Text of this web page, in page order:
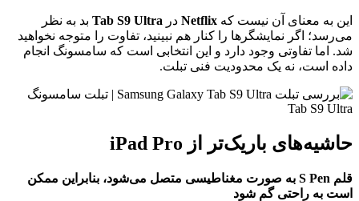
این به معنای آن نیست که Netflix در Tab S9 Ultra بد به نظر
می‌رسد؛ اگر نمایشگرها را کنار هم نبینید، تفاوت را متوجه نخواهید
شد. اما تفاوتی وجود دارد و این انتخابی است که سامسونگ انجام
داده است، نه یک محدودیت فنی تبلت.
حاشیه‌های باریک‌تر از iPad Pro
قلم S Pen به صورت مغناطیسی متصل می‌شود، بنابراین ممکن
است به راحتی گم شود